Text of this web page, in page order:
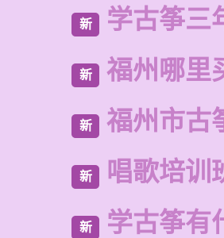
新 学古筝三
新 福州哪里
新 福州市古
新 唱歌培训
新 学古筝有